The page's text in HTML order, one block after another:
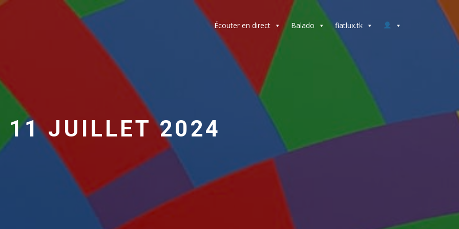
Écouter en direct Balado fiatlux.tk
11 JUILLET 2024